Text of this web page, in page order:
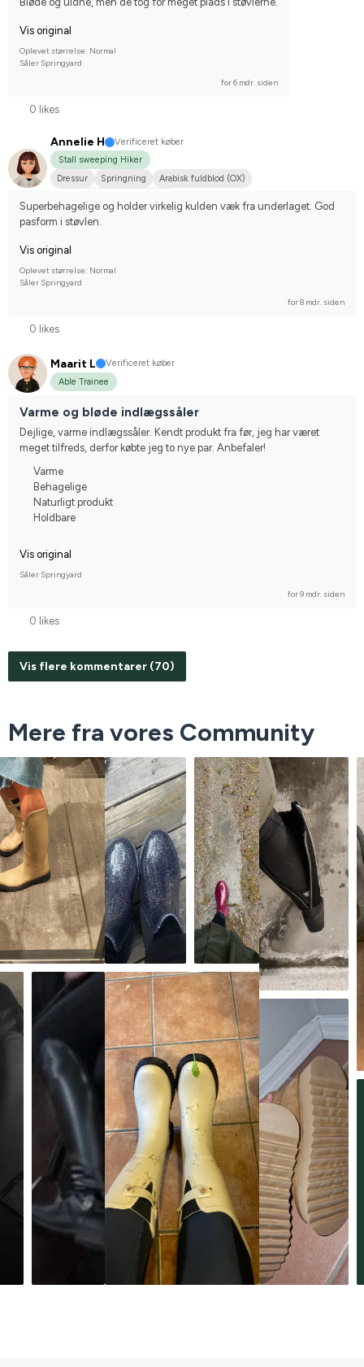
Vis original
Oplevet størrelse: Normal
Såler Springyard
for 6 mdr. siden
0 likes
Annelie H
Verificeret køber
Stall sweeping Hiker
Dressur
Springning
Arabisk fuldblod (OX)
Superbehagelige og holder virkelig kulden væk fra underlaget. God
pasform i støvlen.
Vis original
Oplevet størrelse: Normal
Såler Springyard
for 8 mdr. siden
0 likes
Maarit L
Verificeret køber
Able Trainee
Varme og bløde indlægssåler
Dejlige, varme indlægssåler. Kendt produkt fra før, jeg har været
meget tilfreds, derfor købte jeg to nye par. Anbefaler!
Varme
Behagelige
Naturligt produkt
Holdbare
Vis original
Såler Springyard
for 9 mdr. siden
0 likes
Vis flere kommentarer (70)
Mere fra vores Community